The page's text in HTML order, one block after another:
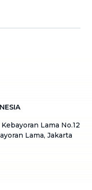
Lama No.12
Lama, Jakarta